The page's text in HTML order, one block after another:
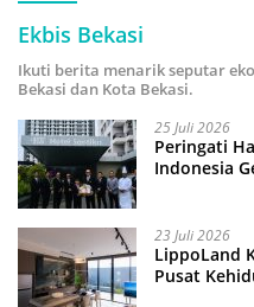
Ekbis Bekasi
Ikuti berita menarik seputar
Bekasi dan Kota Bekasi.
25 Juli 2026
Peringati
Indonesia
23 Juli 2026
LippoLand
Pusat